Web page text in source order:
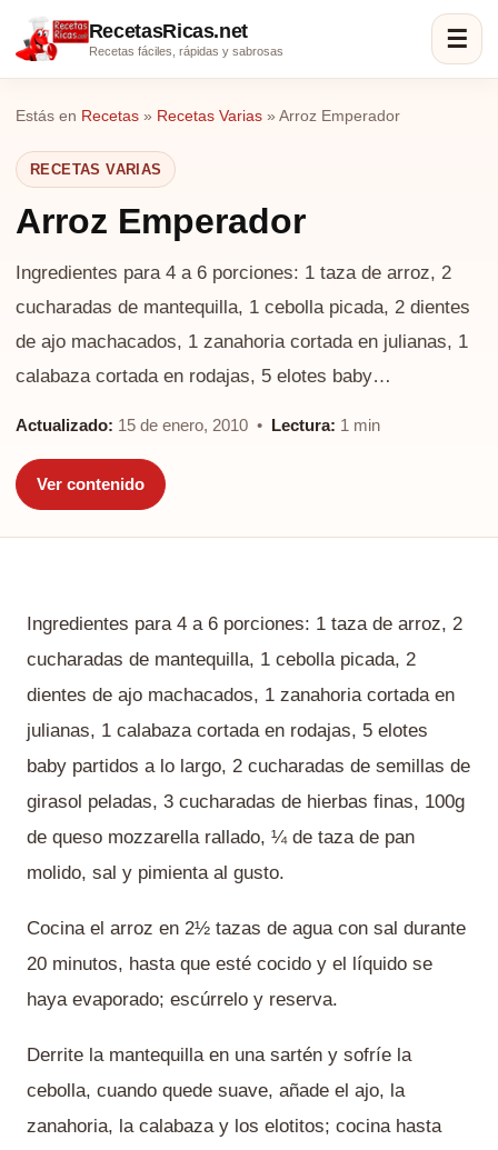
RecetasRicas.net
Recetas fáciles, rápidas y sabrosas ☰
Estás en Recetas » Recetas Varias » Arroz Emperador
RECETAS VARIAS
Arroz Emperador
Ingredientes para 4 a 6 porciones: 1 taza de arroz, 2
cucharadas de mantequilla, 1 cebolla picada, 2 dientes
de ajo machacados, 1 zanahoria cortada en julianas, 1
calabaza cortada en rodajas, 5 elotes baby…
Actualizado: 15 de enero, 2010 • Lectura: 1 min
Ver contenido
Ingredientes para 4 a 6 porciones: 1 taza de arroz, 2
cucharadas de mantequilla, 1 cebolla picada, 2
dientes de ajo machacados, 1 zanahoria cortada en
julianas, 1 calabaza cortada en rodajas, 5 elotes
baby partidos a lo largo, 2 cucharadas de semillas de
girasol peladas, 3 cucharadas de hierbas finas, 100g
de queso mozzarella rallado, ¼ de taza de pan
molido, sal y pimienta al gusto.
Cocina el arroz en 2½ tazas de agua con sal durante
20 minutos, hasta que esté cocido y el líquido se
haya evaporado; escúrrelo y reserva.
Derrite la mantequilla en una sartén y sofríe la
cebolla, cuando quede suave, añade el ajo, la
zanahoria, la calabaza y los elotitos; cocina hasta